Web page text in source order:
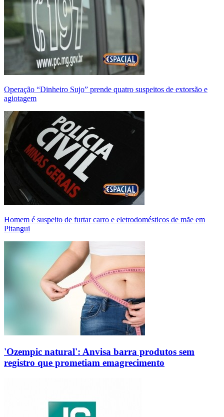
Operação “Dinheiro Sujo” prende quatro suspeitos de extorsão e
agiotagem
Homem é suspeito de furtar carro e eletrodomésticos de mãe em
Pitangui
'Ozempic natural': Anvisa barra produtos sem
registro que prometiam emagrecimento